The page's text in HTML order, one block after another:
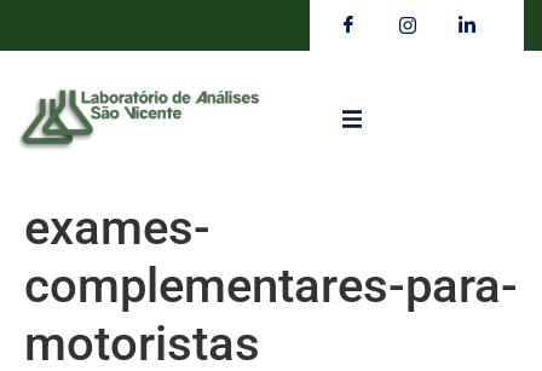
exames-
complementares-para-
motoristas